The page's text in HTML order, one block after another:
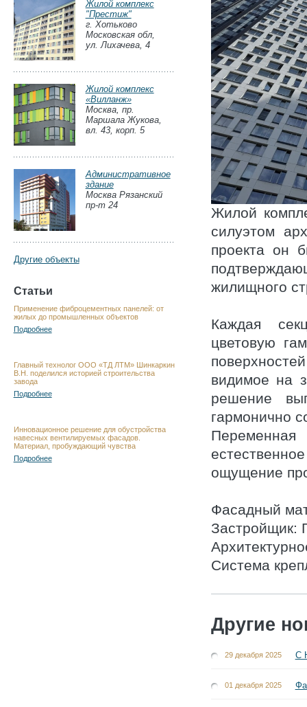
Жилой
силуэтом
проекта он
жилищного
Каждая
цветовую
видимое на
решение
гармонично
ощущение
Фасадный
Застройщик:
Система
Другие
29 декабря 2025 С
01 декабря 2025
Жилой комплекс
"Престиж"
г. Хотьково
Московская обл,
ул. Лихачева, 4
Жилой комплекс
«Вилланж»
Москва, пр.
Маршала Жукова,
вл. 43, корп. 5
Административное
здание
Москва Рязанский
пр-т 24
Другие объекты
Статьи
Применение фиброцементных панелей: от
жилых до промышленных объектов
Подробнее
Главный технолог ООО «ТД ЛТМ» Шинкаркин
В.Н. поделился историей строительства
завода
Подробнее
Инновационное решение для обустройства
навесных вентилируемых фасадов.
Материал, пробуждающий чувства
Подробнее